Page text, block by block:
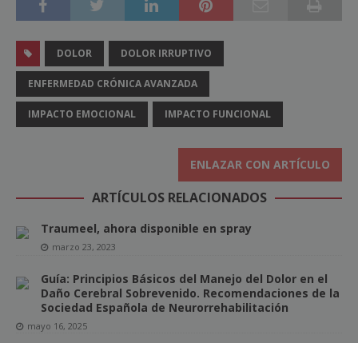
DOLOR DOLOR IRRUPTIVO
ENFERMEDAD CRÓNICA AVANZADA
IMPACTO EMOCIONAL IMPACTO FUNCIONAL
ENLAZAR CON ARTÍCULO
ARTÍCULOS RELACIONADOS
Traumeel, ahora disponible en spray
marzo 23, 2023
Guía: Principios Básicos del Manejo del Dolor en el
Daño Cerebral Sobrevenido. Recomendaciones de la
Sociedad Española de Neurorrehabilitación
mayo 16, 2025